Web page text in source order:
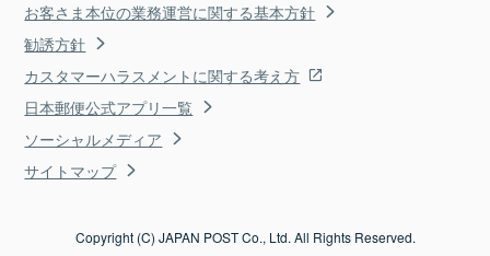
お客さま本位の業務運営に関する基本方針
勧誘方針
カスタマーハラスメントに関する考え方
日本郵便公式アプリ一覧
ソーシャルメディア
サイトマップ
Copyright (C) JAPAN POST Co., Ltd. All Rights Reserved.